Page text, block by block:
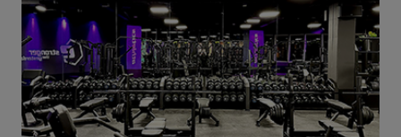
hier aus werden alle Formen des Online-Verkaufs und der Kontakt
mit unseren Kunden gesteuert. Von hier aus werden auch unsere
Produkte für einzelne Empfänger und Partnergeschäfte geschickt.
Das Herz unseres Unternehmens liegt in Starachowice und das ist
die Ortschaft, wo alles anfängt.